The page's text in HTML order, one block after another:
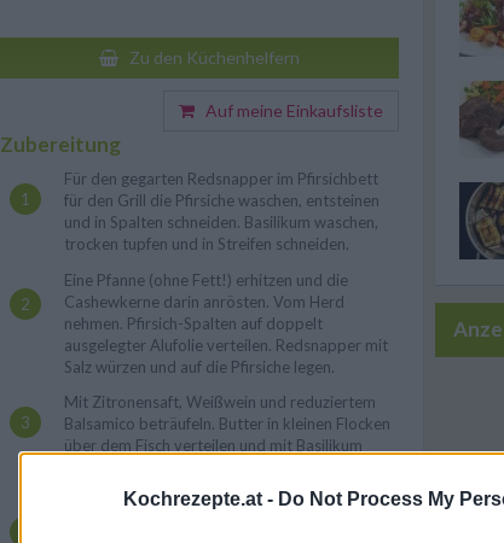
Kochrezepte.at - Do Not Process My
Zu den Küchenhelfern
Auf meine Einkaufsliste
Zubereitung
Für den gegarten Redsnapper im Pfirsichbett
für den Grill die Pfirsiche waschen, entsteinen
und in Spalten schneiden. Basilikum waschen,
trocken tupfen und in Streifen schneiden.
Eine Pfanne (ohne Fett!) erhitzen und die
Cashewkerne darin anrösten. Vom Herd
nehmen. Pfirsich-Spalten auf doppelt
ausgelegter Alufolie verteilen. Redsnapper mit
Salz würzen und auf die Pfirsiche legen.
Mit Zitronensaft, Weißwein und reduziertem
Balsamico beträufeln. Butter in kleinen Flocken
über dem Fisch verteilen und mit Basilikum
Die Alufolie über dem Fisch zusammenschlagen